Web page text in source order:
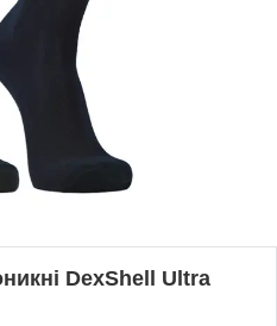
DexShell Ultra